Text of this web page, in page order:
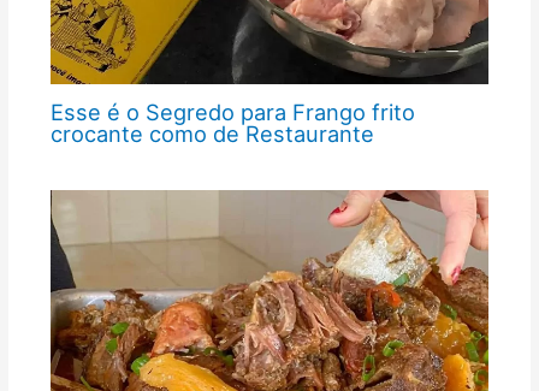
Esse é o Segredo para Frango frito
crocante como de Restaurante